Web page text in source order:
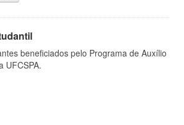
beneficiados pelo Programa de Auxílio
UFCSPA.